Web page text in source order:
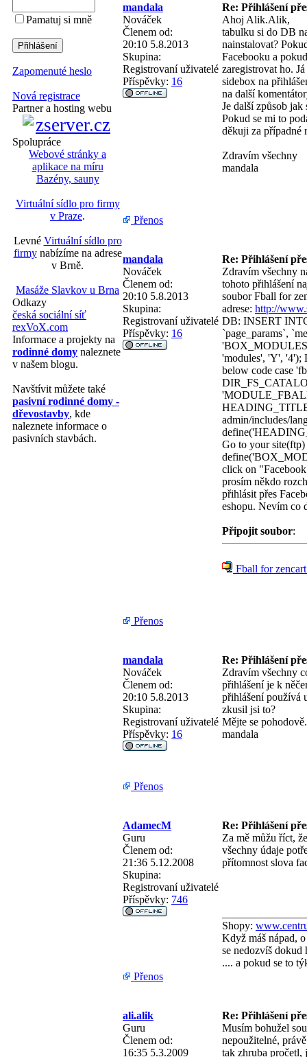
Pamatuj si mně
Zapomenuté heslo
Nová registrace
Partner a hosting webu
Spolupráce
Webové stránky a
aplikace na míru
Bazény, sauny
Virtuální sídlo pro firmy
v Praze.
Levné Virtuální sídlo pro
firmynabízíme na adrese
v Brně.
Masáže Slavkov u Brna
Odkazy
česká sociální síť
rexVoX.com
Informace a projekty na
rodinné domy naleznete
v našem blogu.
Navštívit můžete také
pasivní rodinné domy -
dřevostavby, kde
naleznete informace o
pasivních stavbách.
mandala
Re: Přihlášení
Nováček
Členem od:
20:10 5.8.2013
Skupina:
Registrovaní uživatelé
Příspěvky: 16
Ahoj Alik.Alik,
tabulku si do DB
nainstalovat?
Facebooku a
zaregistrovat ho.
sidebox na
na další
Je další způsob
Pokud se mi to
děkuji za případné
Zdravím všechny
mandala
Přenos
mandala
Re: Přihlášení
Nováček
Členem od:
20:10 5.8.2013
Skupina:
Registrovaní uživatelé
Příspěvky: 16
Zdravím všechny
tohoto přihlášení
soubor Fball for
adrese: http://
DB: INSERT
`page_params`,
'modules', 'Y', '4');
below code case
admin/includes/
Go to your site(ftp)
click on
prosím někdo
přihlásit přes
eshopu. Nevím co
Připojit soubor:
Fball for
Přenos
mandala
Re: Přihlášení
Nováček
Členem od:
20:10 5.8.2013
Skupina:
Registrovaní uživatelé
Příspěvky: 16
Zdravím všechny
přihlášení je k
přihlášení používá
zkusil jsi to?
Mějte se pohodově.
mandala
Přenos
AdamecM
Re: Přihlášení
Guru
Členem od:
21:36 5.12.2008
Skupina:
Registrovaní uživatelé
Příspěvky: 746
Za mě můžu říct,
všechny údaje
přítomnost slova
Shopy:
Když máš nápad,
se nedozvíš dokud
.... a pokud se to
Přenos
ali.alik
Re: Přihlášení
Guru
Členem od:
16:35 5.3.2009
Musím bohužel
nepoužitelné,
tak zhruba pročetl,